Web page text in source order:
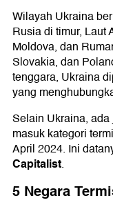
Wilayah Ukraina
Rusia di timur, Laut
Moldova, dan
Slovakia, dan
tenggara, Ukraina
yang
Selain Ukraina,
masuk kategori
April 2024. Ini
Capitalist.
5 Negara